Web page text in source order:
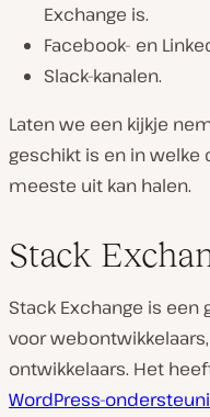
Exchange is.
Facebook- en
Slack-kanalen.
Laten we een kijkje
geschikt is en in welke
meeste uit kan halen.
Stack
Stack Exchange is
voor
ontwikkelaars. Het
WordPress-